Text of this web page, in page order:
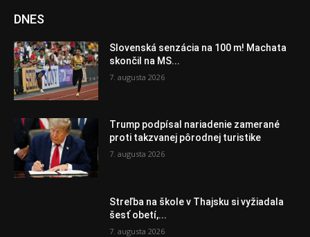
DNES
Slovenská senzácia na 100 m! Machata
skončil na MS...
7. augusta 2026
Trump podpísal nariadenie zamerané
proti takzvanej pôrodnej turistike
7. augusta 2026
Streľba na škole v Thajsku si vyžiadala
šesť obetí,...
7. augusta 2026